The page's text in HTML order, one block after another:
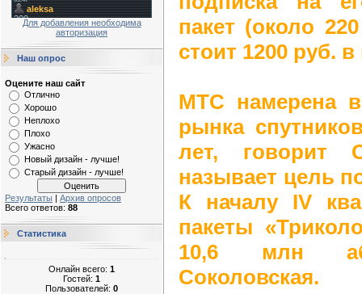
Для добавления необходима
авторизация
Наш опрос
Оцените наш сайт
Отлично
Хорошо
Неплохо
Плохо
Ужасно
Новый дизайн - лучше!
Старый дизайн - лучше!
Результаты | Архив опросов
Всего ответов: 88
Статистика
Онлайн всего: 1
Гостей: 1
Пользователей: 0
пакет (около
стоит 1200 руб. в
МТС намерена
рынка
лет, говорит
называет цель
К началу IV
пакеты
10,6 млн
Соколовская.